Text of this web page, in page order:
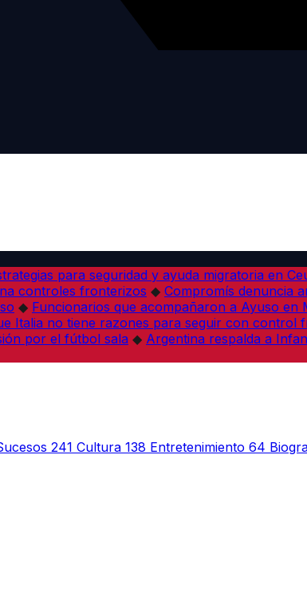
para seguridad y ayuda migratoria en
controles fronterizos ◆ Compromís denuncia
◆ Funcionarios que acompañaron a Ayuso en
Italia no tiene razones para seguir con control
por el fútbol sala ◆ Argentina respalda a
241 Cultura 138 Entretenimiento 64